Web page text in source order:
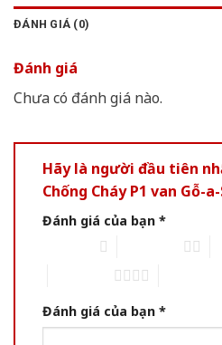
ĐÁNH GIÁ (0)
Đánh giá
Chưa có đánh giá nào.
Hãy là người đầu tiên
Chống Cháy P1 van Gỗ-a-
Đánh giá của bạn *
Đánh giá của bạn *